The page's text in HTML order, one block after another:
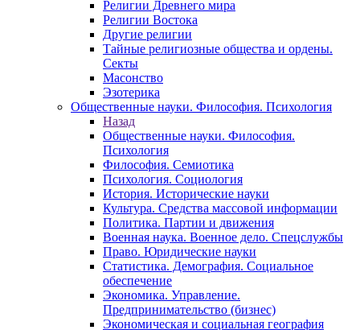
Религии Древнего мира
Религии Востока
Другие религии
Тайные религиозные общества и ордены.
Секты
Масонство
Эзотерика
Общественные науки. Философия. Психология
Назад
Общественные науки. Философия.
Психология
Философия. Семиотика
Психология. Социология
История. Исторические науки
Культура. Средства массовой информации
Политика. Партии и движения
Военная наука. Военное дело. Спецслужбы
Право. Юридические науки
Статистика. Демография. Социальное
обеспечение
Экономика. Управление.
Предпринимательство (бизнес)
Экономическая и социальная география